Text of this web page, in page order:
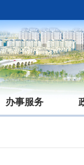
办事服务